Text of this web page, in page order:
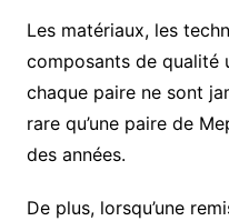
Les matériaux, les
composants de qualité
chaque paire ne sont
rare qu’une paire de
des années.
De plus, lorsqu’une